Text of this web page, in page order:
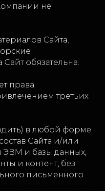
не
Сайта,
обязательна.
права
третьих
в любой форме
Сайта и/или
ЭВМ и базы данных,
и контент, без
письменного
llc.ru